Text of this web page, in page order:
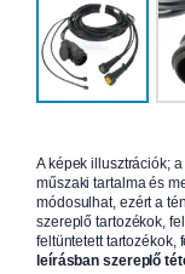
A képek illusztrációk;
műszaki tartalma és
módosulhat, ezért a
szereplő tartozékok,
feltüntetett tartozékok,
leírásban szereplő